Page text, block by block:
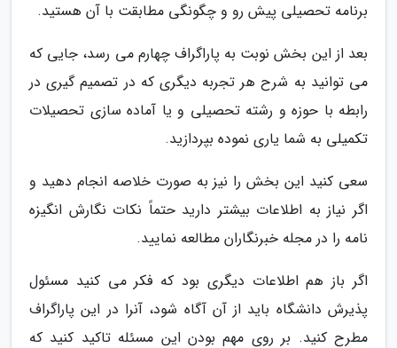
برنامه تحصیلی پیش رو و چگونگی مطابقت با آن هستید.
بعد از این بخش نوبت به پاراگراف چهارم می رسد، جایی که
می توانید به شرح هر تجربه دیگری که در تصمیم گیری در
رابطه با حوزه و رشته تحصیلی و یا آماده سازی تحصیلات
تکمیلی به شما یاری نموده بپردازید.
سعی کنید این بخش را نیز به صورت خلاصه انجام دهید و
اگر نیاز به اطلاعات بیشتر دارید حتماً نکات نگارش انگیزه
نامه را در مجله خبرنگاران مطالعه نمایید.
اگر باز هم اطلاعات دیگری بود که فکر می کنید مسئول
پذیرش دانشگاه باید از آن آگاه شود، آنرا در این پاراگراف
مطرح کنید. بر روی مهم بودن این مسئله تاکید کنید که